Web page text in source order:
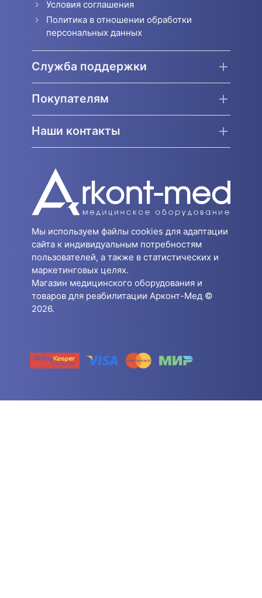
Условия соглашения
Политика в отношении обработки
персональных данных
Служба поддержки
Покупателям
Наши контакты
Мы используем файлы cookies для адаптации
сайта к индивидуальным потребностям
пользователей, а также в статистических и
маркетинговых целях.
Магазин медицинского оборудования и
товаров для реабилитации Арконт-Мед ©
2026.